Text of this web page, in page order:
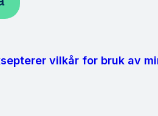
vilkår for bruk av